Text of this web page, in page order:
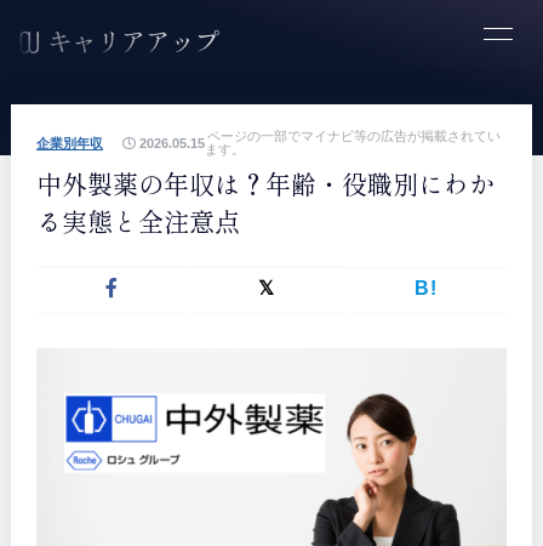
ページの一部でマイナビ等の広告が掲載されてい
ます。
企業別年収 2026.05.15
中外製薬の年収は？年齢・役職別にわか
る実態と全注意点
B!